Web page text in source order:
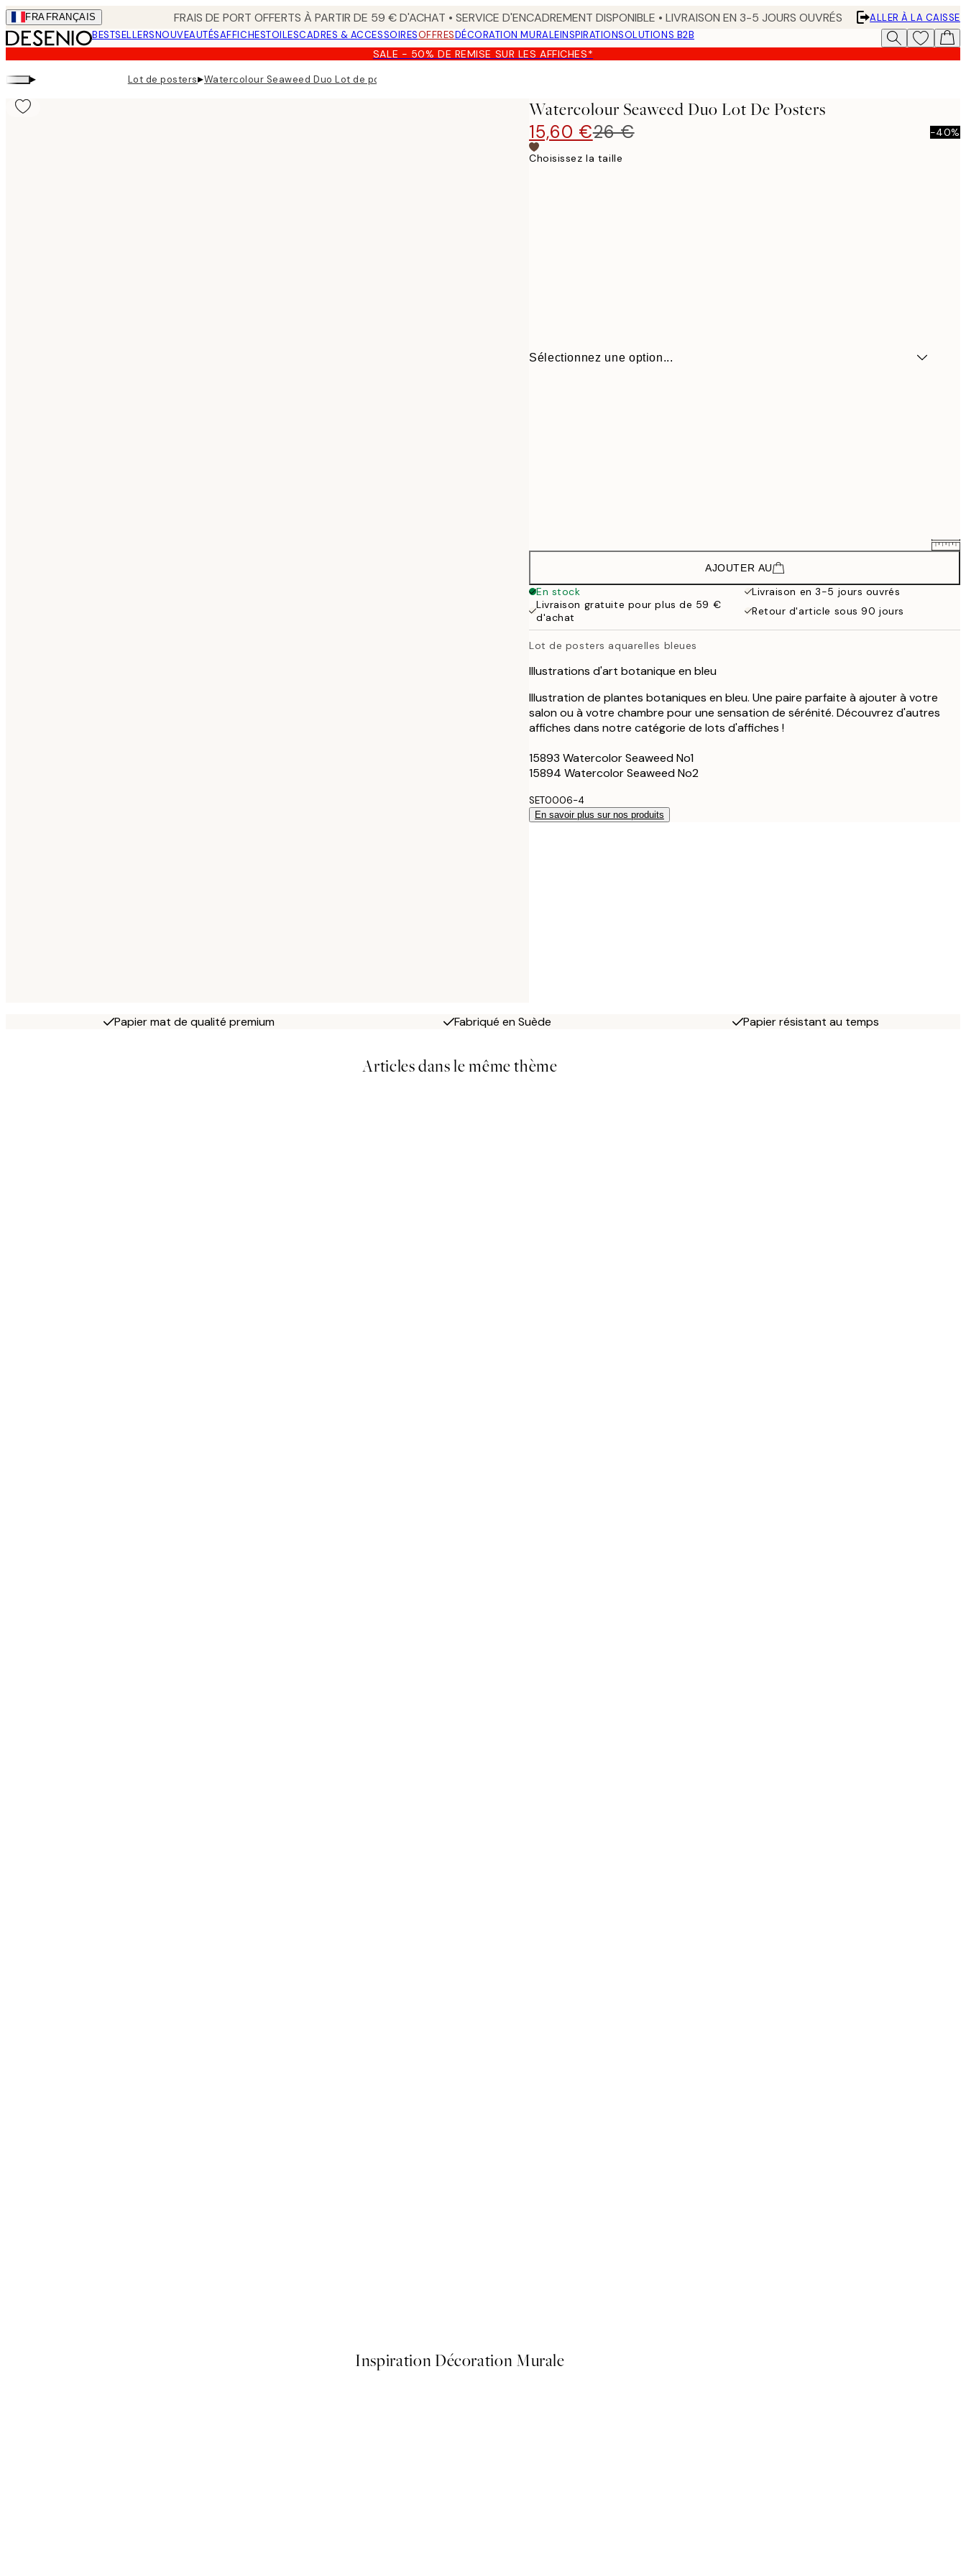
Skip
to
main
content.
FRA FRANÇAIS FRAIS DE PORT OFFERTS À PARTIR DE 59 € D'ACHAT • SERVICE D'ENCADREMENT DISPONIBLE • LIVRAISON EN 3-5 JOURS OUVRÉS
ALLER À LA CAISSE
BESTSELLERSNOUVEAUTÉSAFFICHESTOILESCADRES & ACCESSOIRESOFFRESDÉCORATION MURALEINSPIRATIONSOLUTIONS B2B
SALE - 50% DE REMISE SUR LES AFFICHES*
▸ Lot de posters▸Watercolour Seaweed Duo Lot de posters
Watercolour Seaweed Duo Lot De Posters
15,60 €26 € -40%
Choisissez la taille
Sélectionnez une option...
26 €
30x40 cm
50x70 cm
AJOUTER AU
En stock
Livraison en 3-5 jours ouvrés
Livraison gratuite pour plus de 59 €
d'achat
Retour d'article sous 90 jours
Lot de posters aquarelles bleues
Illustrations d'art botanique en bleu
Illustration de plantes botaniques en bleu. Une paire parfaite à ajouter à votre
salon ou à votre chambre pour une sensation de sérénité. Découvrez d'autres
affiches dans notre catégorie de lots d'affiches !
15893 Watercolor Seaweed No1
15894 Watercolor Seaweed No2
SET0006-4
En savoir plus sur nos produits
Papier mat de qualité premium Fabriqué en Suède Papier résistant au temps
Articles dans le même thème
Inspiration Décoration Murale